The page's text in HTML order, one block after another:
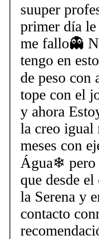
suuper
primer día
me fallo👻
tengo en
de peso con
tope con el
y ahora
la creo igual
meses con
Água❄ pero
que desde
la Serena y
contacto